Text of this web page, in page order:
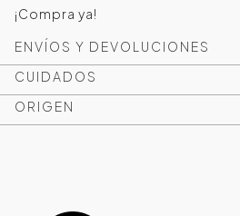
¡Compra ya!
ENVÍOS Y DEVOLUCIONES
CUIDADOS
ORIGEN